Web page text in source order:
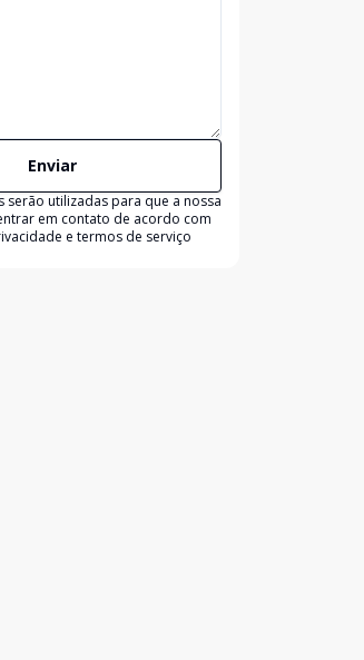
Enviar
serão utilizadas para que a nossa
em contato de acordo com
e termos de serviço